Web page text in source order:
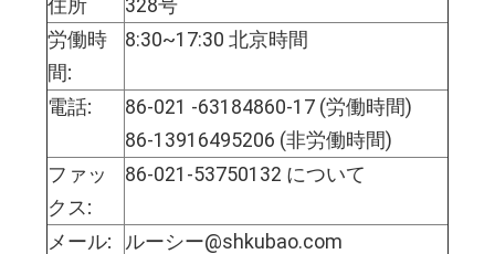
住所
328号
労働時
間:
8:30~17:30 北京時間
電話:
86-021 -63184860-17 (労働時間)
86-13916495206 (非労働時間)
ファッ
クス:
86-021-53750132 について
メール: ルーシー@shkubao.com